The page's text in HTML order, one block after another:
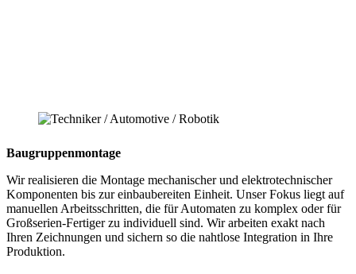
Baugruppenmontage
Wir realisieren die Montage mechanischer und elektrotechnischer
Komponenten bis zur einbaubereiten Einheit. Unser Fokus liegt auf
manuellen Arbeitsschritten, die für Automaten zu komplex oder für
Großserien-Fertiger zu individuell sind. Wir arbeiten exakt nach
Ihren Zeichnungen und sichern so die nahtlose Integration in Ihre
Produktion.